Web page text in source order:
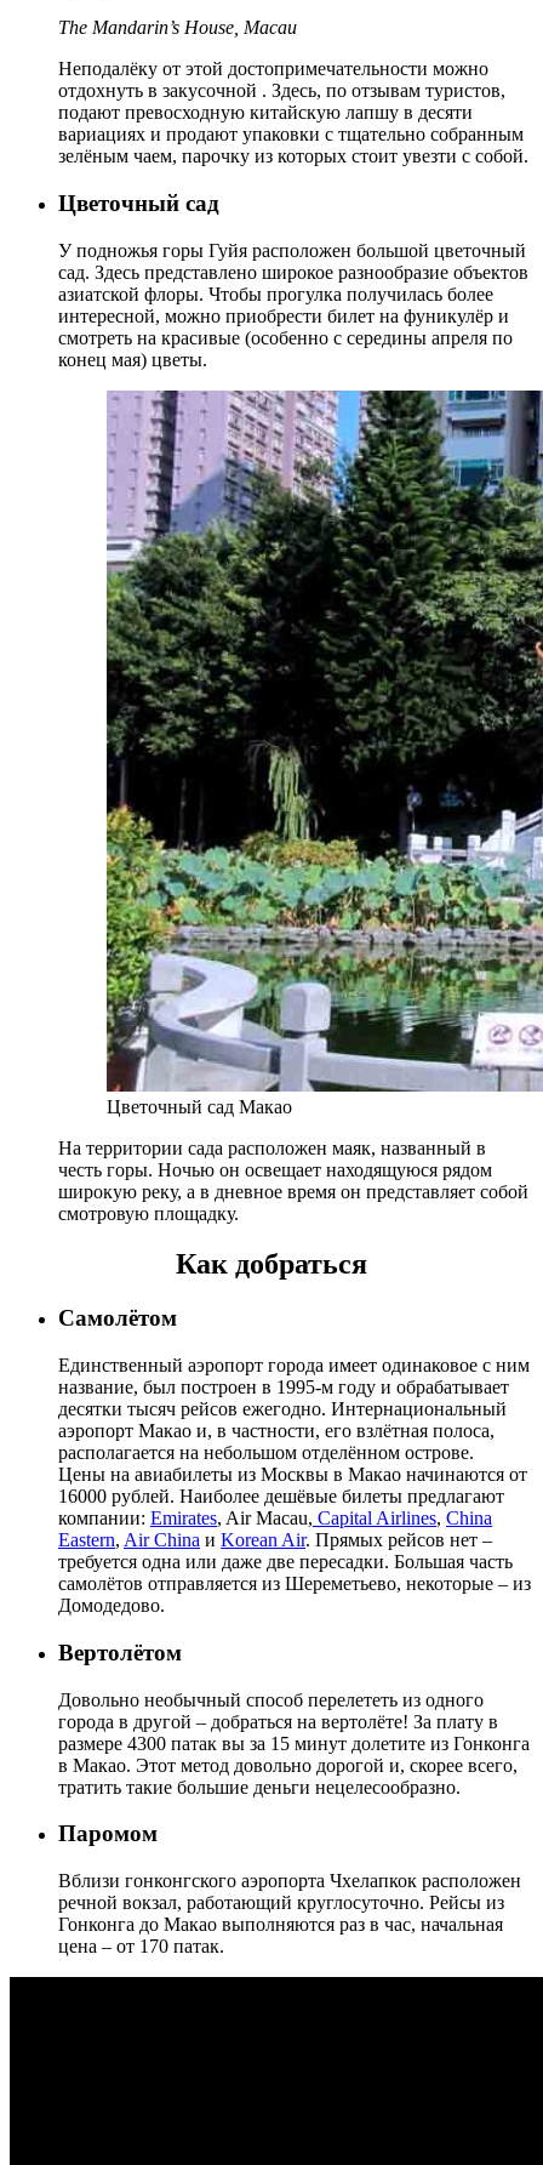
The Mandarin’s House, Macau
Неподалёку от этой достопримечательности можно
отдохнуть в закусочной . Здесь, по отзывам туристов,
подают превосходную китайскую лапшу в десяти
вариациях и продают упаковки с тщательно собранным
зелёным чаем, парочку из которых стоит увезти с собой.
Цветочный сад
У подножья горы Гуйя расположен большой цветочный
сад. Здесь представлено широкое разнообразие объектов
азиатской флоры. Чтобы прогулка получилась более
интересной, можно приобрести билет на фуникулёр и
смотреть на красивые (особенно с середины апреля по
конец мая) цветы.
Цветочный сад Макао
На территории сада расположен маяк, названный в
честь горы. Ночью он освещает находящуюся рядом
широкую реку, а в дневное время он представляет собой
смотровую площадку.
Как добраться
Самолётом
Единственный аэропорт города имеет одинаковое с ним
название, был построен в 1995-м году и обрабатывает
десятки тысяч рейсов ежегодно. Интернациональный
аэропорт Макао и, в частности, его взлётная полоса,
располагается на небольшом отделённом острове.
Цены на авиабилеты из Москвы в Макао начинаются от
16000 рублей. Наиболее дешёвые билеты предлагают
компании: Emirates, Air Macau, Capital Airlines, China
Eastern, Air China и Korean Air. Прямых рейсов нет –
требуется одна или даже две пересадки. Большая часть
самолётов отправляется из Шереметьево, некоторые – из
Домодедово.
Вертолётом
Довольно необычный способ перелететь из одного
города в другой – добраться на вертолёте! За плату в
размере 4300 патак вы за 15 минут долетите из Гонконга
в Макао. Этот метод довольно дорогой и, скорее всего,
тратить такие большие деньги нецелесообразно.
Паромом
Вблизи гонконгского аэропорта Чхелапкок расположен
речной вокзал, работающий круглосуточно. Рейсы из
Гонконга до Макао выполняются раз в час, начальная
цена – от 170 патак.